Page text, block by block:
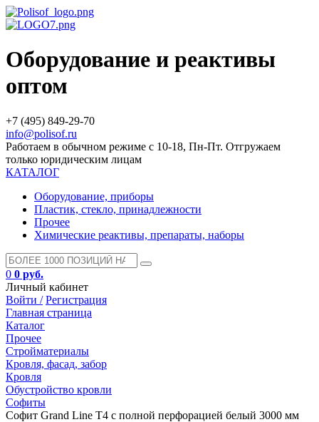
Оборудование и реактивы
оптом
+7 (495) 849-29-70
info@polisof.ru
Работаем в обычном режиме с 10-18, Пн-Пт. Отгружаем
только юридическим лицам
КАТАЛОГ
Оборудование, приборы
Пластик, стекло, принадлежности
Прочее
Химические реактивы, препараты, наборы
0 0 руб.
Личный кабинет
Войти / Регистрация
Главная страница
Каталог
Прочее
Стройматериалы
Кровля, фасад, забор
Кровля
Обустройство кровли
Cофиты
Софит Grand Line Т4 с полной перфорацией белый 3000 мм